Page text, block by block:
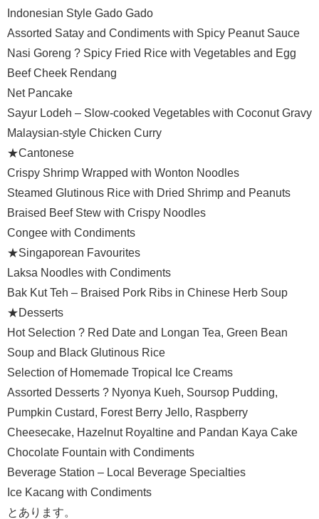
Indonesian Style Gado Gado
Assorted Satay and Condiments with Spicy Peanut Sauce
Nasi Goreng ? Spicy Fried Rice with Vegetables and Egg
Beef Cheek Rendang
Net Pancake
Sayur Lodeh – Slow-cooked Vegetables with Coconut Gravy
Malaysian-style Chicken Curry
★Cantonese
Crispy Shrimp Wrapped with Wonton Noodles
Steamed Glutinous Rice with Dried Shrimp and Peanuts
Braised Beef Stew with Crispy Noodles
Congee with Condiments
★Singaporean Favourites
Laksa Noodles with Condiments
Bak Kut Teh – Braised Pork Ribs in Chinese Herb Soup
★Desserts
Hot Selection ? Red Date and Longan Tea, Green Bean
Soup and Black Glutinous Rice
Selection of Homemade Tropical Ice Creams
Assorted Desserts ? Nyonya Kueh, Soursop Pudding,
Pumpkin Custard, Forest Berry Jello, Raspberry
Cheesecake, Hazelnut Royaltine and Pandan Kaya Cake
Chocolate Fountain with Condiments
Beverage Station – Local Beverage Specialties
Ice Kacang with Condiments
とあります。